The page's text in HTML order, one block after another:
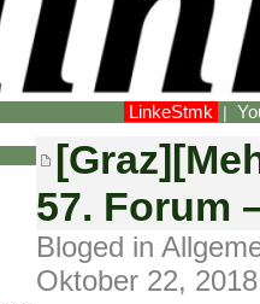
LinkeStmk |
57. Forum
Bloged in
Oktober 22, 2018